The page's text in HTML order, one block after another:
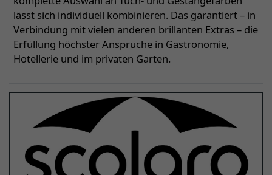
lässt sich individuell kombinieren. Das garantiert – in
Verbindung mit vielen anderen brillanten Extras – die
Erfüllung höchster Ansprüche in Gastronomie,
Hotellerie und im privaten Garten.